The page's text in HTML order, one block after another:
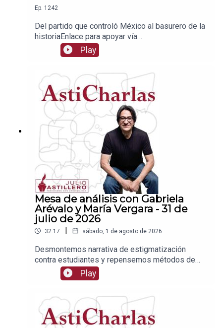
Ep. 1242
Del partido que controló México al basurero de la
historiaEnlace para apoyar vía
Patreon:https://www.patreon.com/julioastilleroEnl
ace para hacer donaciones vía
a para hacer transferencias a cuenta BBVA a
nombre de Julio Hernández López:
1539408017CLABE: 012 320 01539408017
2Tienda:https://julioastillerotienda.com/
Play
Mesa de análisis con Gabriela
Arévalo y María Vergara - 31 de
julio de 2026
32:17 | sábado, 1 de agosto de 2026
Desmontemos narrativa de estigmatización
contra estudiantes y repensemos métodos de
admisiónEnlace para apoyar vía
Patreon:https://www.patreon.com/julioastilleroEnl
PayPal:https://www.paypal.me/julioastilleroCuent
a para hacer transferencias a cuenta BBVA a
nombre de Julio Hernández López:
Play